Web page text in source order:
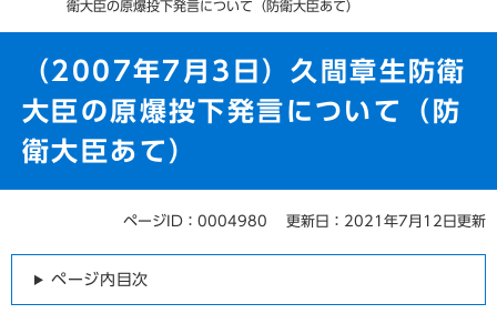
衛大臣の原爆投下発言について（防衛大臣あて）
（2007年7月3日）久間章生防衛
大臣の原爆投下発言について（防
衛大臣あて）
ページID：0004980 更新日：2021年7月12日更新
ページ内目次